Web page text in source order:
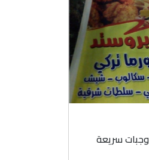
وجبات سريعة